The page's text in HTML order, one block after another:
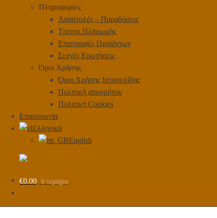
Πληροφορίες
Αποστολές – Παραδόσεις
Τρόποι Πληρωμής
Επιστροφές Προϊόντων
Συχνές Ερωτήσεις
Όροι Χρήσης
Όροι Χρήσης Ιστοσελίδας
Πολιτική απορρήτου
Πολιτική Cookies
Επικοινωνία
Ελληνικά
English
€0.00 0 τεμάχια